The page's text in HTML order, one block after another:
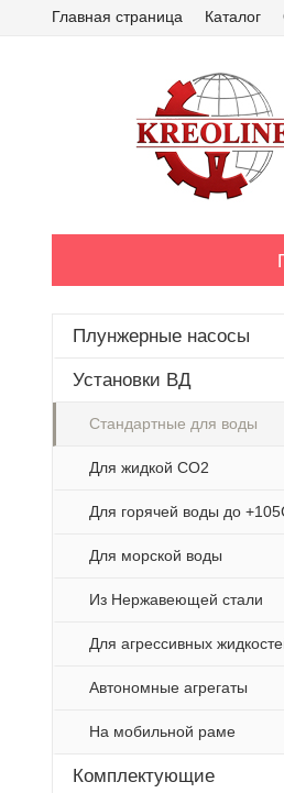
Главная страница Каталог
Плунжерные насосы
Установки ВД
Стандартные для воды
Для жидкой СО2
Для горячей воды до
Для морской воды
Из Нержавеющей стали
Для агрессивных
Автономные агрегаты
На мобильной раме
Комплектующие